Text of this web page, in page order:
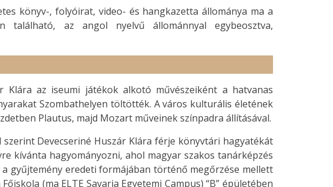
könyv-, folyóirat, video- és hangkazetta állománya ma a
található, az angol nyelvű állománnyal egybeosztva,
Klára az iseumi játékok alkotó művészeiként a hatvanas
Szombathelyen töltötték. A város kulturális életének
Plautus, majd Mozart műveinek színpadra állításával.
Devecseriné Huszár Klára férje könyvtári hagyatékát
kívánta hagyományozni, ahol magyar szakos tanárképzés
gyűjtemény eredeti formájában történő megőrzése mellett
(ma ELTE Savaria Egyetemi Campus) “B” épületében